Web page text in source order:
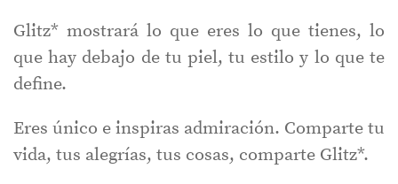
Glitz* mostrará lo que eres lo que tienes, lo
que hay debajo de tu piel, tu estilo y lo que te
define.
Eres único e inspiras admiración. Comparte tu
vida, tus alegrías, tus cosas, comparte Glitz*.